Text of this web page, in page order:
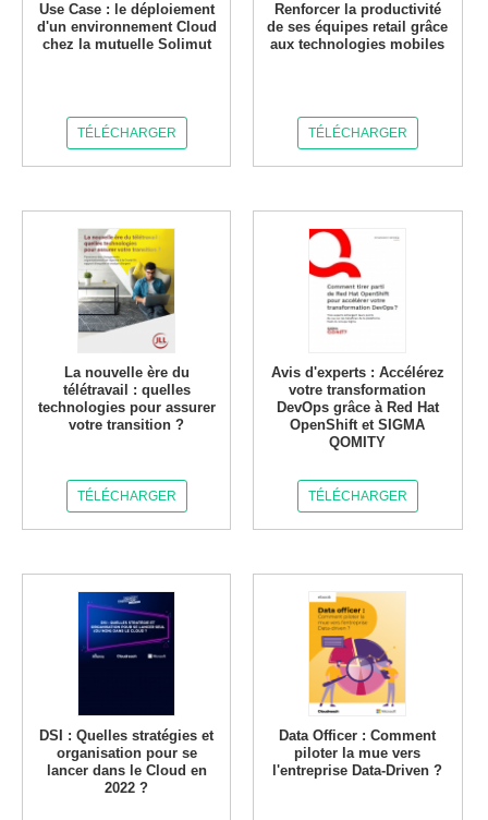
Use Case : le déploiement
d'un environnement Cloud
chez la mutuelle Solimut
TÉLÉCHARGER
Renforcer la productivité
de ses équipes retail grâce
aux technologies mobiles
TÉLÉCHARGER
La nouvelle ère du
télétravail : quelles
technologies pour assurer
votre transition ?
TÉLÉCHARGER
Avis d'experts : Accélérez
votre transformation
DevOps grâce à Red Hat
OpenShift et SIGMA
QOMITY
TÉLÉCHARGER
DSI : Quelles stratégies et
organisation pour se
lancer dans le Cloud en
2022 ?
Data Officer : Comment
piloter la mue vers
l'entreprise Data-Driven ?